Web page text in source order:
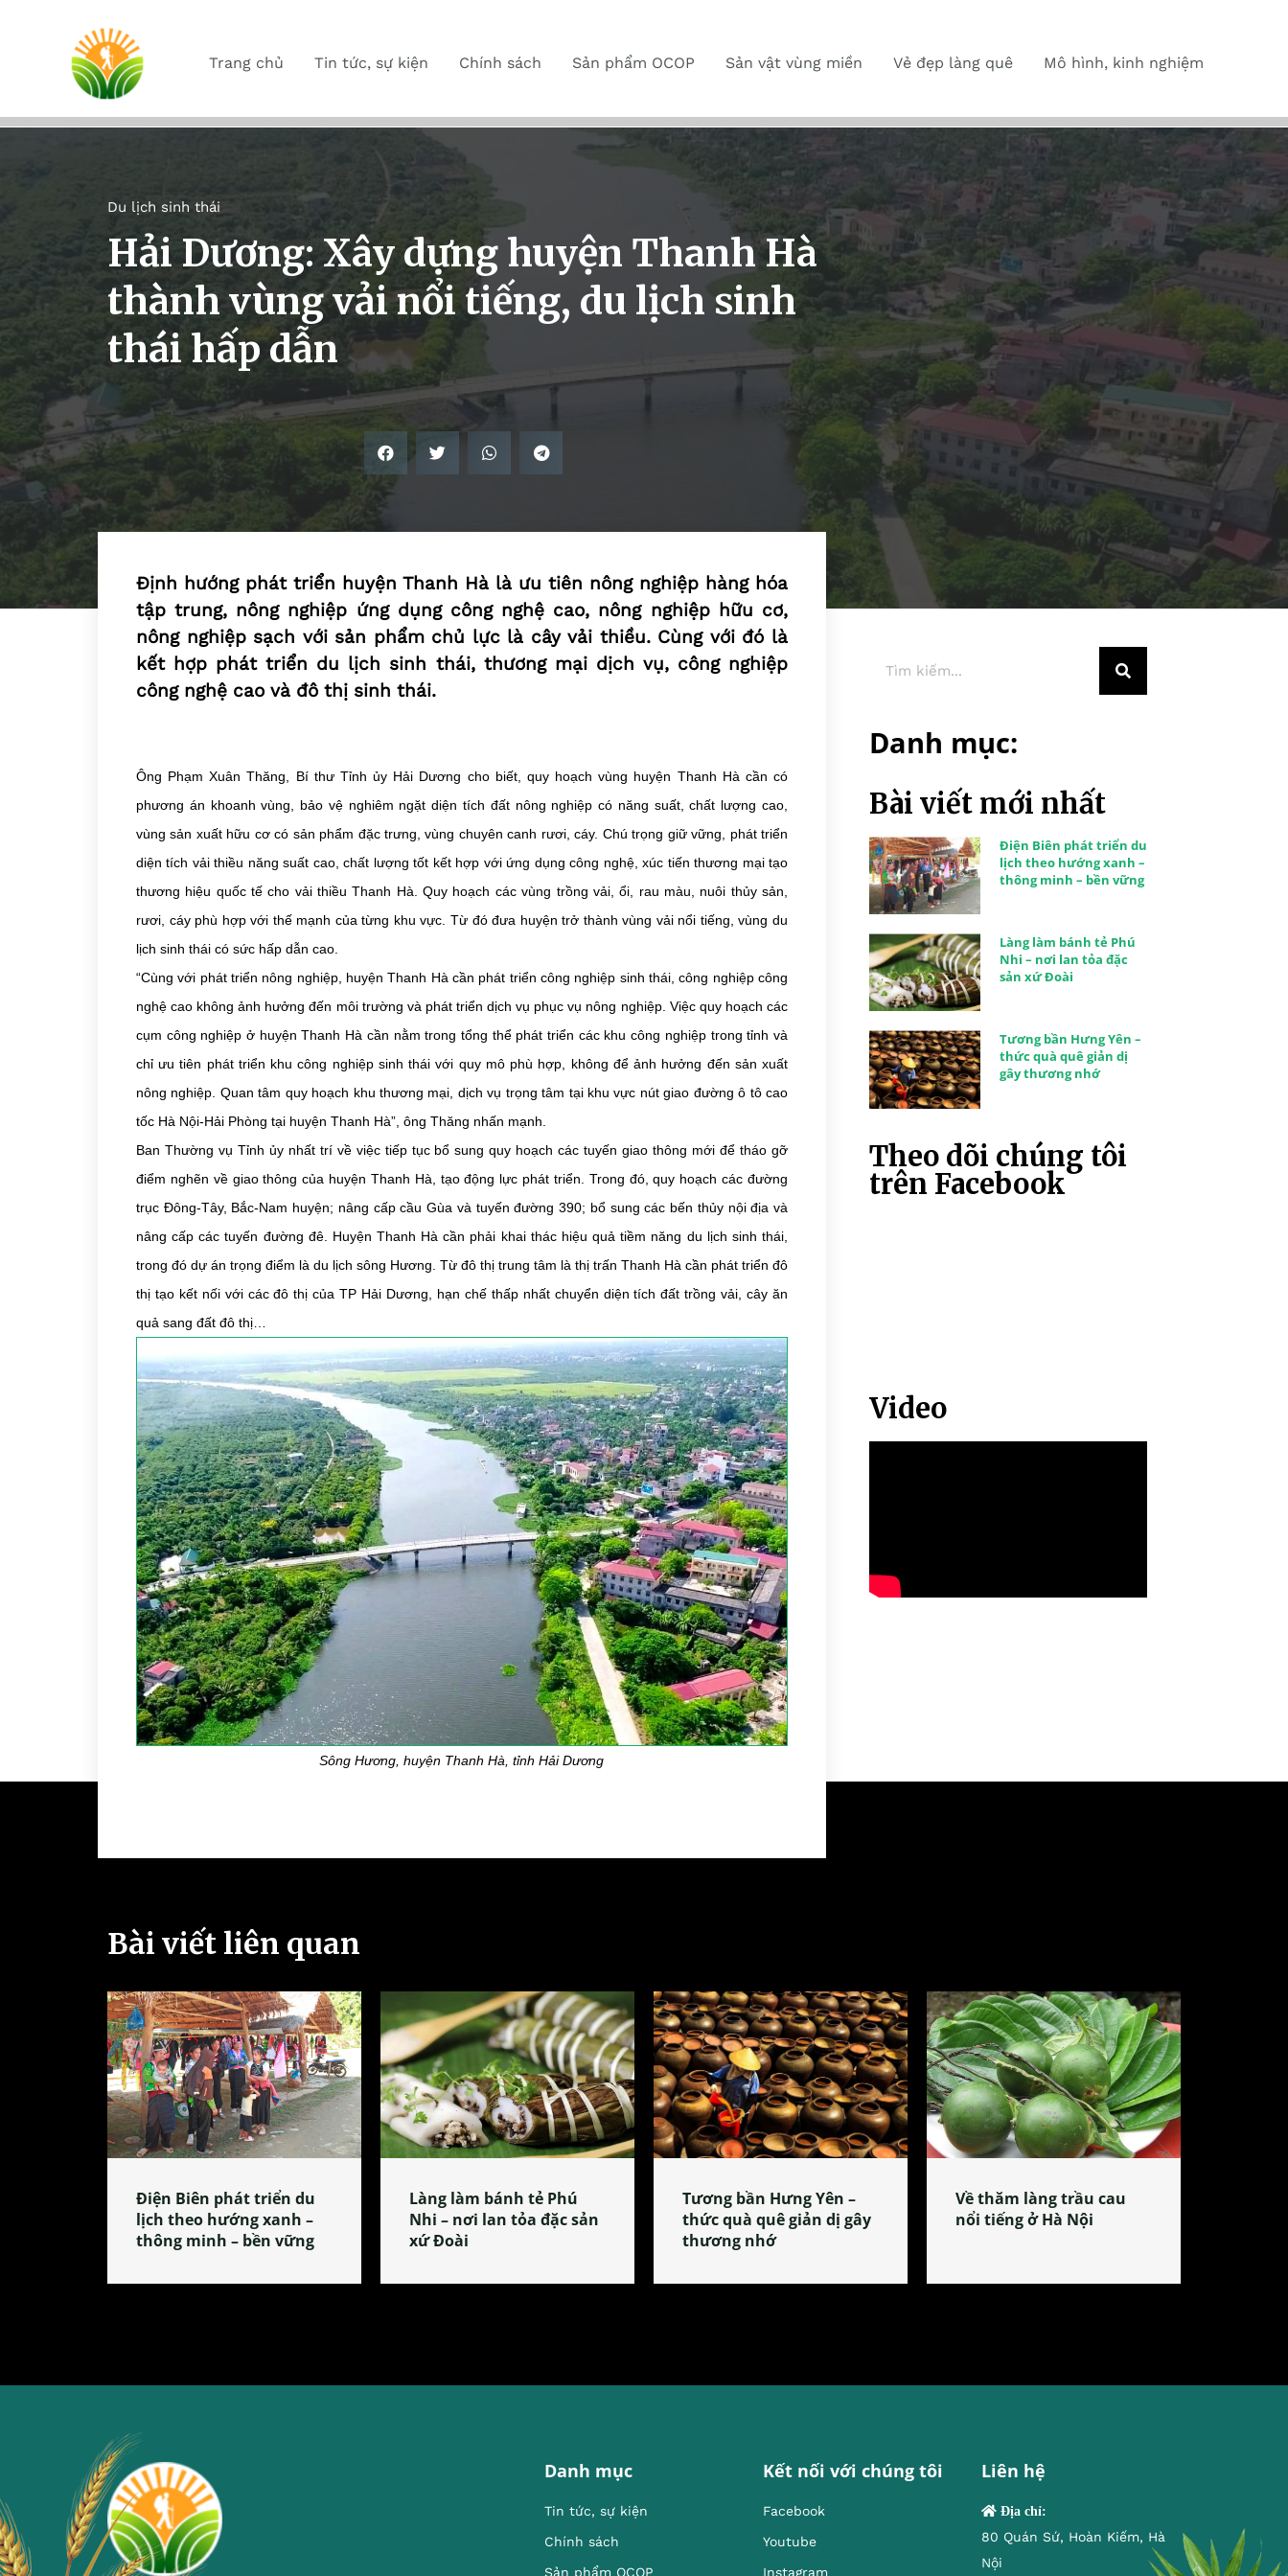
Trang chủ Tin tức, sự kiện Chính sách Sản phẩm OCOP Sản vật vùng miền Vẻ đẹp làng quê Mô hình, kinh nghiệm
Du lịch sinh thái
Hải Dương: Xây dựng huyện Thanh Hà
thành vùng vải nổi tiếng, du lịch sinh
thái hấp dẫn
Định hướng phát triển huyện Thanh Hà là ưu tiên nông nghiệp hàng hóa
tập trung, nông nghiệp ứng dụng công nghệ cao, nông nghiệp hữu cơ,
nông nghiệp sạch với sản phẩm chủ lực là cây vải thiều. Cùng với đó là
kết hợp phát triển du lịch sinh thái, thương mại dịch vụ, công nghiệp
công nghệ cao và đô thị sinh thái.
Ông Phạm Xuân Thăng, Bí thư Tỉnh ủy Hải Dương cho biết, quy hoạch vùng huyện Thanh Hà cần có
phương án khoanh vùng, bảo vệ nghiêm ngặt diện tích đất nông nghiệp có năng suất, chất lượng cao,
vùng sản xuất hữu cơ có sản phẩm đặc trưng, vùng chuyên canh rươi, cáy. Chú trọng giữ vững, phát triển
diện tích vải thiều năng suất cao, chất lượng tốt kết hợp với ứng dụng công nghệ, xúc tiến thương mại tạo
thương hiệu quốc tế cho vải thiều Thanh Hà. Quy hoạch các vùng trồng vải, ổi, rau màu, nuôi thủy sản,
rươi, cáy phù hợp với thế mạnh của từng khu vực. Từ đó đưa huyện trở thành vùng vải nổi tiếng, vùng du
lịch sinh thái có sức hấp dẫn cao.
“Cùng với phát triển nông nghiệp, huyện Thanh Hà cần phát triển công nghiệp sinh thái, công nghiệp công
nghệ cao không ảnh hưởng đến môi trường và phát triển dịch vụ phục vụ nông nghiệp. Việc quy hoạch các
cụm công nghiệp ở huyện Thanh Hà cần nằm trong tổng thể phát triển các khu công nghiệp trong tỉnh và
chỉ ưu tiên phát triển khu công nghiệp sinh thái với quy mô phù hợp, không để ảnh hưởng đến sản xuất
nông nghiệp. Quan tâm quy hoạch khu thương mại, dịch vụ trọng tâm tại khu vực nút giao đường ô tô cao
tốc Hà Nội-Hải Phòng tại huyện Thanh Hà”, ông Thăng nhấn mạnh.
Ban Thường vụ Tỉnh ủy nhất trí về việc tiếp tục bổ sung quy hoạch các tuyến giao thông mới để tháo gỡ
điểm nghẽn về giao thông của huyện Thanh Hà, tạo động lực phát triển. Trong đó, quy hoạch các đường
trục Đông-Tây, Bắc-Nam huyện; nâng cấp cầu Gùa và tuyến đường 390; bổ sung các bến thủy nội địa và
nâng cấp các tuyến đường đê. Huyện Thanh Hà cần phải khai thác hiệu quả tiềm năng du lịch sinh thái,
trong đó dự án trọng điểm là du lịch sông Hương. Từ đô thị trung tâm là thị trấn Thanh Hà cần phát triển đô
thị tạo kết nối với các đô thị của TP Hải Dương, hạn chế thấp nhất chuyển diện tích đất trồng vải, cây ăn
quả sang đất đô thị…
Sông Hương, huyện Thanh Hà, tỉnh Hải Dương
Danh mục:
Bài viết mới nhất
Điện Biên phát triển du
lịch theo hướng xanh –
thông minh – bền vững
Làng làm bánh tẻ Phú
Nhi – nơi lan tỏa đặc
sản xứ Đoài
Tương bần Hưng Yên –
thức quà quê giản dị
gây thương nhớ
Theo dõi chúng tôi
trên Facebook
Video
Bài viết liên quan
Điện Biên phát triển du
lịch theo hướng xanh –
thông minh – bền vững
Làng làm bánh tẻ Phú
Nhi – nơi lan tỏa đặc sản
xứ Đoài
Tương bần Hưng Yên –
thức quà quê giản dị gây
thương nhớ
Về thăm làng trầu cau
nổi tiếng ở Hà Nội
Danh mục
Tin tức, sự kiện
Chính sách
Sản phẩm OCOP
Kết nối với chúng tôi
Facebook
Youtube
Instagram
Liên hệ
Địa chỉ:
80 Quán Sứ, Hoàn Kiếm, Hà
Nội